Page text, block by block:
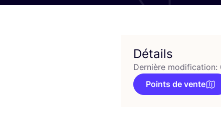
Détails
Dernière
Points de vente